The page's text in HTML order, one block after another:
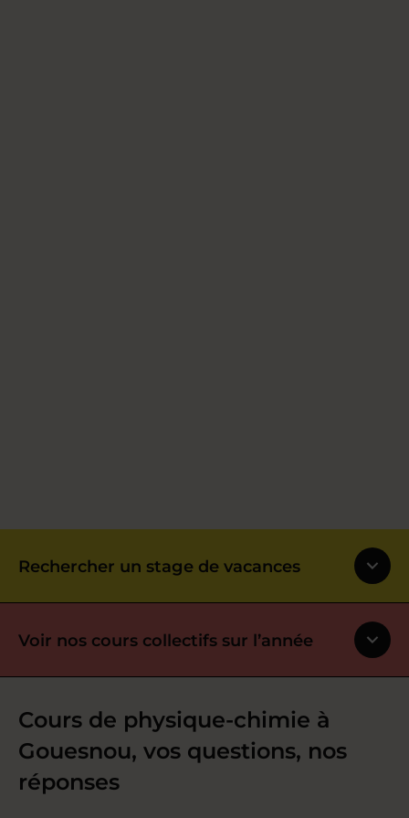
Rechercher un stage de vacances
Voir nos cours collectifs sur l’année
Cours de physique-chimie à
Gouesnou, vos questions, nos
réponses